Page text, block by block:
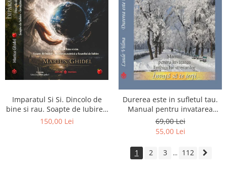
Imparatul Si Si. Dincolo de
bine si rau. Soapte de Iubire -
Invatatura tainica a Soarelui
150,00 Lei
Durerea este in sufletul tau.
Manual pentru invatarea
limbajului stresurilor Seria
Invata sa te Ierti Luule Viilma
69,00 Lei
55,00 Lei
1 2 3 ... 112